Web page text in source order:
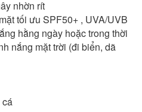
nhờn rít
tối ưu SPF50+ , UVA/UVB
hằng ngày hoặc trong thời
nắng mặt trời (đi biển, dã
cá